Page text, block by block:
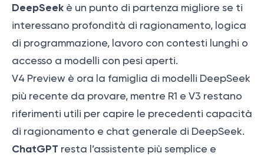
DeepSeek è un punto di partenza migliore se ti
interessano profondità di ragionamento, logica
di programmazione, lavoro con contesti lunghi o
accesso a modelli con pesi aperti.
V4 Preview è ora la famiglia di modelli DeepSeek
più recente da provare, mentre R1 e V3 restano
riferimenti utili per capire le precedenti capacità
di ragionamento e chat generale di DeepSeek.
ChatGPT resta l’assistente più semplice e